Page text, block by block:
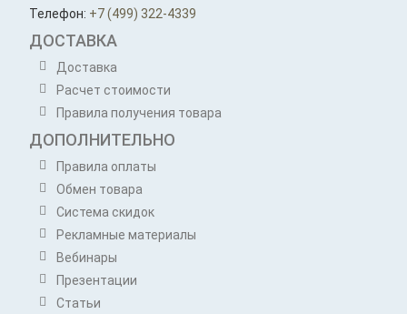
Телефон: +7 (499) 322-4339
ДОСТАВКА
Доставка
Расчет стоимости
Правила получения товара
ДОПОЛНИТЕЛЬНО
Правила оплаты
Обмен товара
Система скидок
Рекламные материалы
Вебинары
Презентации
Статьи